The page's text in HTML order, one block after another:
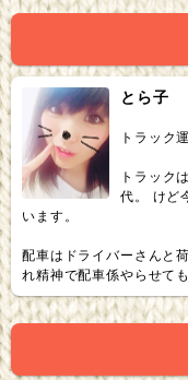
とら子
トラック
トラック
代。 けど
います。
配車はドライバーさんと
れ精神で配車係やらせて